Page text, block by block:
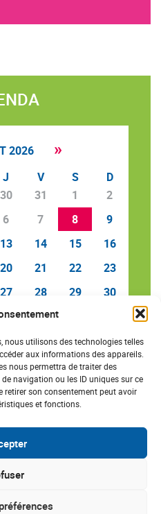
nous utilisons des technologies telles
aux informations des appareils.
nous permettra de traiter des
navigation ou les ID uniques sur ce
retirer son consentement peut avoir
et fonctions.
2026 »
J V S
D
30 31 1
2
6 7 8
9
13 14 15
16
20 21 22
23
27 28 29
30
3 4
DATE